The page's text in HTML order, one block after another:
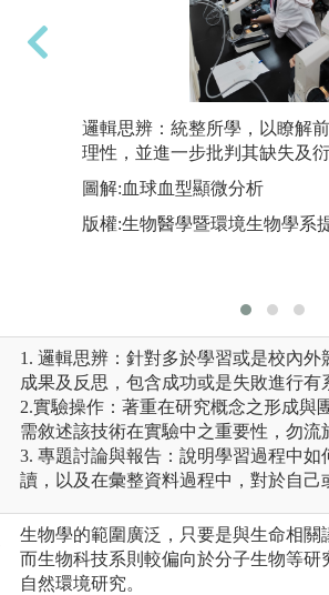
邏輯思辨：統整所學，以瞭解
理性，並進一步批判其缺失及衍
圖解:血球血型顯微分析
版權:生物醫學暨環境生物學系
1. 邏輯思辨：針對多於學習或是校內外
成果及反思，包含成功或是失敗進行有
2.實驗操作：著重在研究概念之形成與
需敘述該技術在實驗中之重要性，勿流
3. 專題討論與報告：說明學習過程中如
讀，以及在彙整資料過程中，對於自己
生物學的範圍廣泛，只要是與生命相關
而生物科技系則較偏向於分子生物等
自然環境研究。